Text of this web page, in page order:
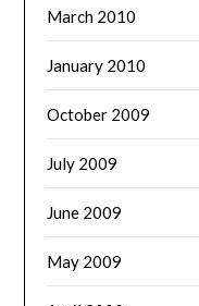
March 2010
January 2010
October 2009
July 2009
June 2009
May 2009